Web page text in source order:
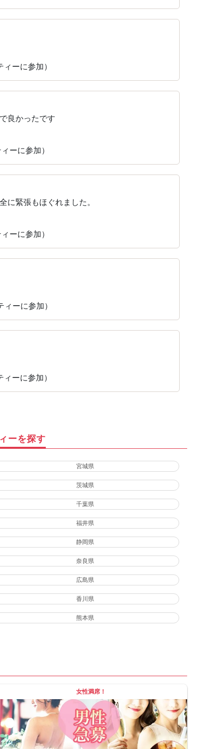
ーに参加）
良かったです
ーに参加）
緊張もほぐれました。
ーに参加）
ーに参加）
ーに参加）
ーを探す
宮城県
茨城県
千葉県
福井県
静岡県
奈良県
広島県
香川県
熊本県
女性満席！